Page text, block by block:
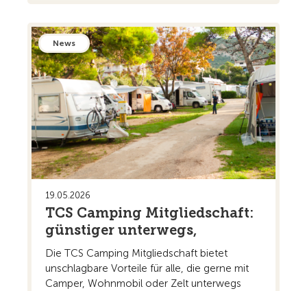
News
19.05.2026
TCS Camping Mitgliedschaft:
günstiger unterwegs,
Die TCS Camping Mitgliedschaft bietet
unschlagbare Vorteile für alle, die gerne mit
Camper, Wohnmobil oder Zelt unterwegs